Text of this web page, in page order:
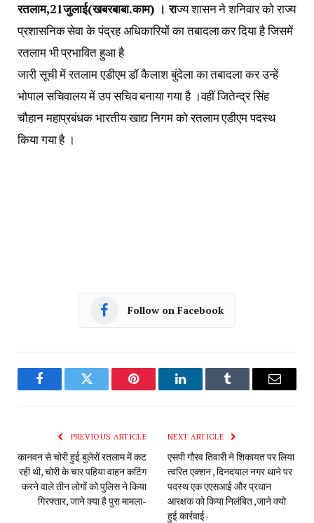
रतलाम,21जुलाई(खबरबाबा.काम) । राज्य शासन ने शनिवार को राज्य
प्रशासनिक सेवा के पंद्रह अधिकारियों का तबादला कर दिया है जिसमें
रतलाम भी प्रभावित हुआ है
जारी सूची में रतलाम एडीएम डॉ कैलाश बुंदेला का तबादला कर उन्हें
भोपाल सचिवालय में उप सचिव बनाया गया है ।वहीं जितेन्द्र सिंह
चौहान महाप्रबंधक भारतीय खाद्य निगम को रतलाम एडीएम पदस्थ
किया गया है ।
Follow on Facebook
FacebookTwitter Pinterest LinkedInTumblr Email
PREVIOUS ARTICLE
कानवन से चोरी हुई बुलेरों रतलाम में कट
रही थी, चोरी के चार पहिया वाहन कटिंग
करने वाले तीन लोगों को पुलिस ने किया
गिरफ्तार, जाने क्या है पुरा मामला-
NEXT ARTICLE
एसपी गौरव तिवारी ने शिकायत पर लिया
त्वरित एक्शन , दिनदयाल नगर थाने पर
पदस्थ एक एएसआई और प्रधान
आरक्षक को किया निलंबित ,जाने क्यो
हुई कार्रवाई-